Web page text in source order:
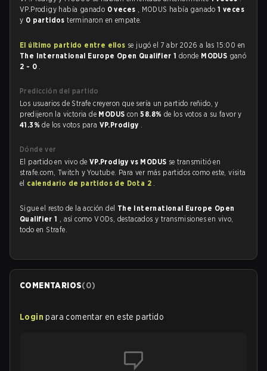
VP.Prodigy había ganado 0 veces , MODUS había ganado1 veces
y 0 partidosterminaron en empate.
El último partido entre ellos se jugó el 7 abr 2026 a las 15:00 en
The International Europe Open Qualifier 1 donde MODUS ganó
2 - 0 .
Predicción del partido
Los usuarios de Strafe creyeron que sería un partido reñido, y
predijeron la victoria de MODUS con58.8% de los votos a su favor y
41.3%de los votos para VP.Prodigy .
Dónde ver
El partido en vivo de VP.Prodigy vs MODUS se transmitió en
strafe.com, Twitch y Youtube. Para ver más partidos como este, visita
el calendario de partidos de Dota 2 .
Sigue el resto de la acción del The International Europe Open
Qualifier 1 , así como VODs, destacados y transmisiones en vivo,
todo en Strafe.
COMENTARIOS(0)
Login para comentar en este partido